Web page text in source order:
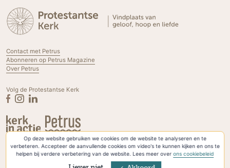
Op deze website gebruiken we cookies om de website te analyseren en te
verbeteren. Accepteer de aanvullende cookies om video's te kunnen kijken en ons te
helpen bij verdere verbetering van de website. Lees meer overons cookiebeleid
Contact met Petrus
Abonneren op Petrus Magazine
Over Petrus
Volg de Protestantse Kerk
Privacyverklaring & Cookies